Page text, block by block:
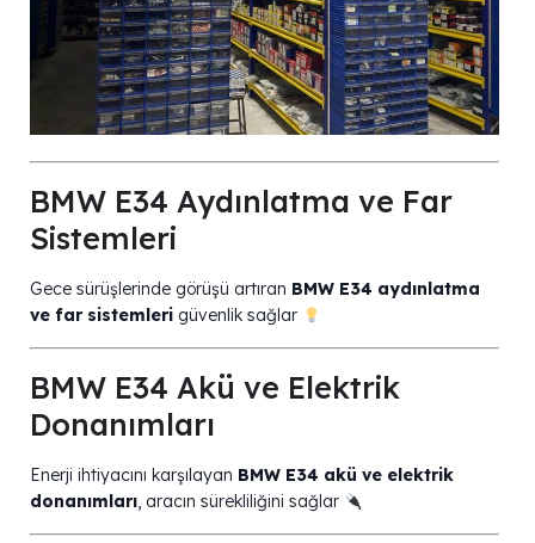
BMW E34 Aydınlatma ve Far
Sistemleri
Gece sürüşlerinde görüşü artıran BMW E34 aydınlatma
ve far sistemleri güvenlik sağlar
BMW E34 Akü ve Elektrik
Donanımları
Enerji ihtiyacını karşılayan BMW E34 akü ve elektrik
donanımları, aracın sürekliliğini sağlar